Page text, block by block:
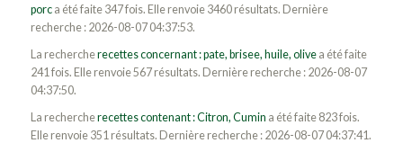
porca été faite 347 fois. Elle renvoie 3460 résultats. Dernière
recherche : 2026-08-07 04:37:53.
La rechercherecettes concernant : pate, brisee, huile, olivea été faite
241 fois. Elle renvoie 567 résultats. Dernière recherche : 2026-08-07
04:37:50.
La rechercherecettes contenant : Citron, Cumin a été faite 823 fois.
Elle renvoie 351 résultats. Dernière recherche : 2026-08-07 04:37:41.